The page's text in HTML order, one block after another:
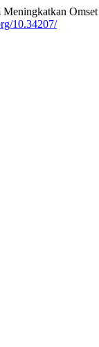
Meningkatkan
10.34207/